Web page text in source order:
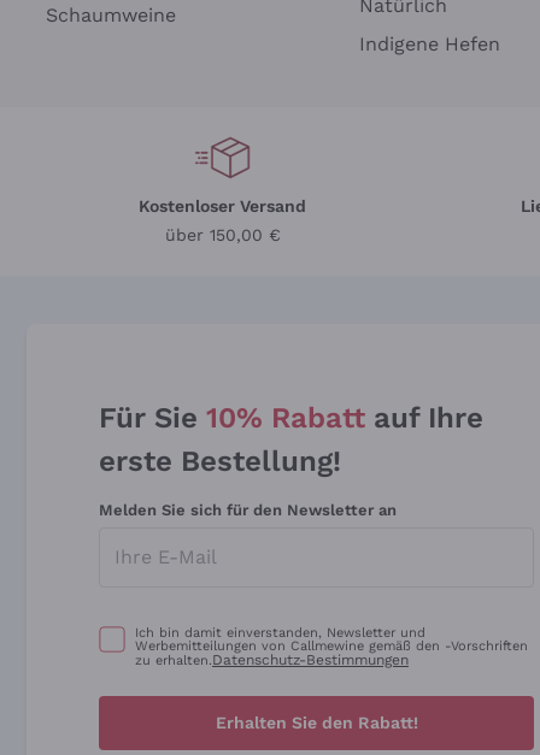
Schaumweine
Natürlich
Indigene Hefen
Kostenloser Versand
über 150,00 €
Für Sie 10% Rabatt auf Ihre
erste Bestellung!
Melden Sie sich für den Newsletter an
Ich bin damit einverstanden, Newsletter und
Werbemitteilungen von Callmewine gemäß den -Vorschriften
zu erhalten.Datenschutz-Bestimmungen
Erhalten Sie den Rabatt!